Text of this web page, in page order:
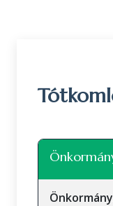
+